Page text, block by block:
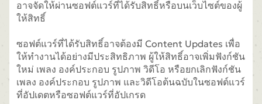
อาจจัดให้ผ่านซอฟต์แวร์ที่ได้รับสิทธิ์หรือบนเว็บไซต์ของผู้
ให้สิทธิ์
ซอฟต์แวร์ที่ได้รับสิทธิ์อาจต้องมี Content Updates เพื่อ
ให้ทำงานได้อย่างมีประสิทธิภาพ ผู้ให้สิทธิ์อาจเพิ่มฟังก์ชัน
ใหม่ เพลง องค์ประกอบ รูปภาพ วิดีโอ หรือยกเลิกฟังก์ชัน
เพลง องค์ประกอบ รูปภาพ และวิดีโอต้นฉบับในซอฟต์แวร์
ที่อัปเดตหรือซอฟต์แวร์ที่อัปเกรด